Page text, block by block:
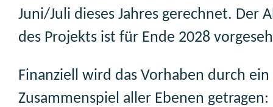
Juni/Juli dieses Jahres gerechnet. Der
des Projekts ist für Ende 2028
Finanziell wird das Vorhaben durch ein
Zusammenspiel aller Ebenen getragen: